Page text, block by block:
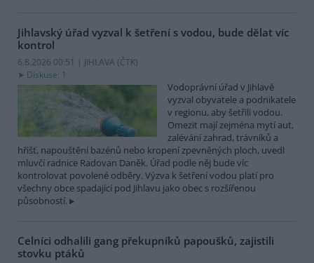
Jihlavský úřad vyzval k šetření s vodou, bude dělat víc
kontrol
6.8.2026 00:51 | JIHLAVA (ČTK)
Diskuse: 1
Vodoprávní úřad v Jihlavě
vyzval obyvatele a podnikatele
v regionu, aby šetřili vodou.
Omezit mají zejména mytí aut,
zalévání zahrad, trávníků a
hřišť, napouštění bazénů nebo kropení zpevněných ploch, uvedl
mluvčí radnice Radovan Daněk. Úřad podle něj bude víc
kontrolovat povolené odběry. Výzva k šetření vodou platí pro
všechny obce spadající pod Jihlavu jako obec s rozšířenou
působností.
Celníci odhalili gang překupníků papoušků, zajistili
stovku ptáků